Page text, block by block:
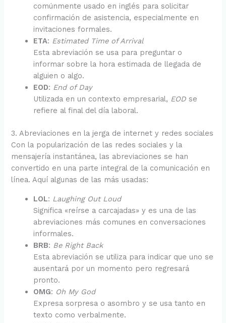
comúnmente usado en inglés para solicitar
confirmación de asistencia, especialmente en
invitaciones formales.
ETA: Estimated Time of Arrival
Esta abreviación se usa para preguntar o
informar sobre la hora estimada de llegada de
alguien o algo.
EOD: End of Day
Utilizada en un contexto empresarial, EOD se
refiere al final del día laboral.
3. Abreviaciones en la jerga de internet y redes sociales
Con la popularización de las redes sociales y la
mensajería instantánea, las abreviaciones se han
convertido en una parte integral de la comunicación en
línea. Aquí algunas de las más usadas:
LOL: Laughing Out Loud
Significa «reírse a carcajadas» y es una de las
abreviaciones más comunes en conversaciones
informales.
BRB: Be Right Back
Esta abreviación se utiliza para indicar que uno se
ausentará por un momento pero regresará
pronto.
OMG: Oh My God
Expresa sorpresa o asombro y se usa tanto en
texto como verbalmente.